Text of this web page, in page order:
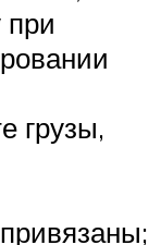
при
грузы,